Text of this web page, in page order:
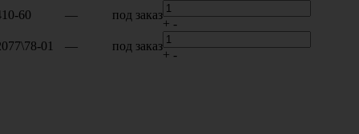
60 — под заказ
+ -
01 — под заказ
+ -